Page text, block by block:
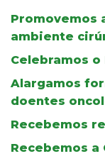
Promovemos
ambiente
Celebramos
Alargamos
doentes
Recebemos
Recebemos a